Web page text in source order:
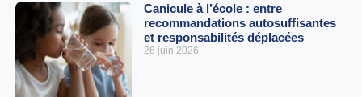
Canicule à l’école : entre
recommandations autosuffisantes
et responsabilités déplacées
26 juin 2026